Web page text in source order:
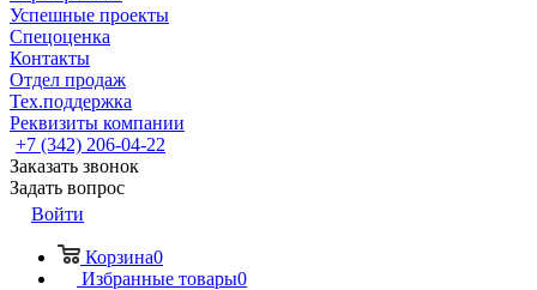
Успешные проекты
Спецоценка
Контакты
Отдел продаж
Тех.поддержка
Реквизиты компании
+7 (342) 206-04-22
Заказать звонок
Задать вопрос
Войти
Корзина0
Избранные товары0